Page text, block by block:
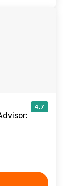
4,7